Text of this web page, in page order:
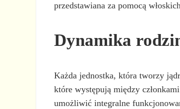
przedstawiana za pomocą
Dynamika
Każda jednostka, która tworzy
które występują między
umożliwić integralne